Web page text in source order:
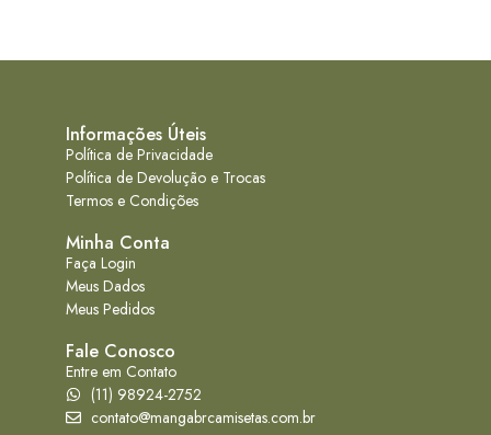
Informações Úteis
Política de Privacidade
Política de Devolução e Trocas
Termos e Condições
Minha Conta
Faça Login
Meus Dados
Meus Pedidos
Fale Conosco
Entre em Contato
(11) 98924-2752
contato@mangabrcamisetas.com.br